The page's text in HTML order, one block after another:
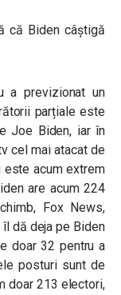
că Biden câștigă
a previzionat un
parțiale este
Joe Biden, iar în
cel mai atacat de
este acum extrem
are acum 224
Fox News,
dă deja pe Biden
doar 32 pentru a
posturi sunt de
doar 213 electori,